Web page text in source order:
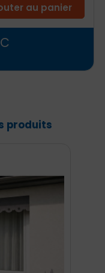
au panier
produits